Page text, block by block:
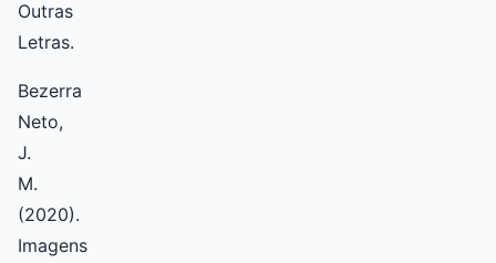
Outras
Letras.
Bezerra
Neto,
J.
M.
(2020).
Imagens